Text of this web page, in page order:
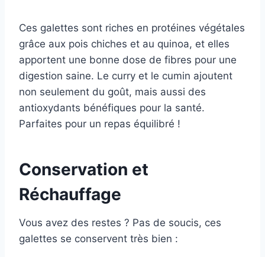
Ces galettes sont riches en protéines végétales
grâce aux pois chiches et au quinoa, et elles
apportent une bonne dose de fibres pour une
digestion saine. Le curry et le cumin ajoutent
non seulement du goût, mais aussi des
antioxydants bénéfiques pour la santé.
Parfaites pour un repas équilibré !
Conservation et
Réchauffage
Vous avez des restes ? Pas de soucis, ces
galettes se conservent très bien :